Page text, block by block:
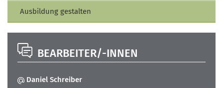
Ausbildung gestalten
BEARBEITER/-INNEN
Daniel Schreiber